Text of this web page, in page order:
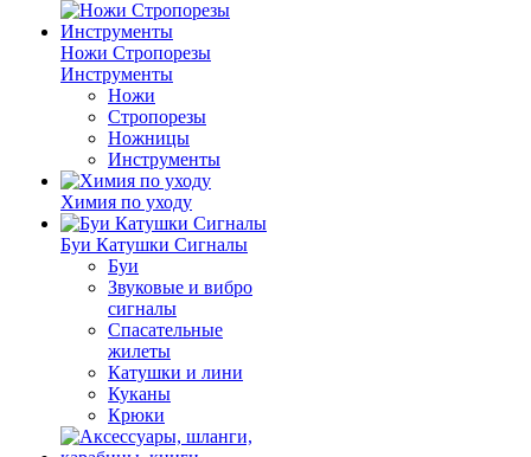
Ножи Стропорезы
Инструменты
Ножи
Стропорезы
Ножницы
Инструменты
Химия по уходу
Буи Катушки Сигналы
Буи
Звуковые и вибро
сигналы
Спасательные
жилеты
Катушки и лини
Куканы
Крюки